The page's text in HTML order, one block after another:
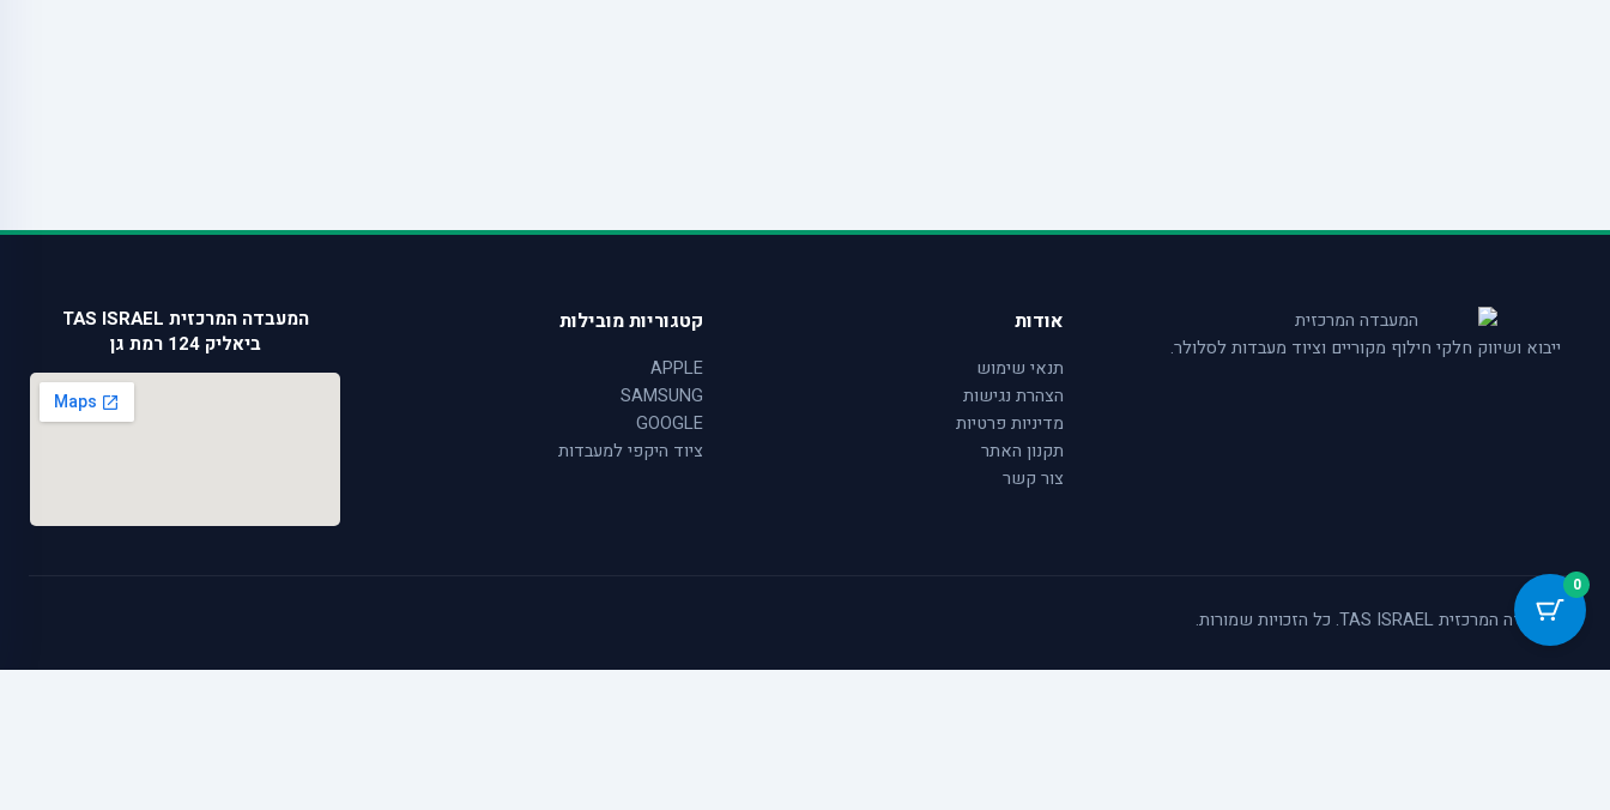
ייבוא ושיווק חלקי חילוף מקוריים וציוד מעבדות לסלולר.
אודות
תנאי שימוש
הצהרת נגישות
מדיניות פרטיות
תקנון האתר
צור קשר
קטגוריות מובילות
APPLE
SAMSUNG
GOOGLE
ציוד היקפי למעבדות
המעבדה המרכזית TAS ISRAEL
ביאליק 124 רמת גן
© המעבדה המרכזית TAS ISRAEL. כל הזכויות שמורות.
0